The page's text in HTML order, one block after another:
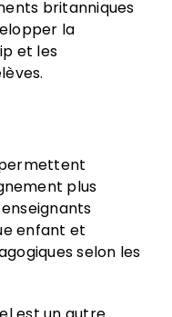
britanniques
la
et les
plus
enfant et
selon les